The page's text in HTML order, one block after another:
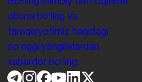
Bizning ijtimoiy tarmoqlarda
obuna boʻling va
taraqqiyotimiz haqidagi
soʻnggi yangiliklardan
xabardor boʻling.